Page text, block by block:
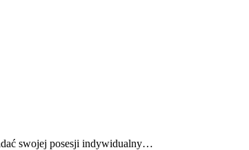
swojej posesji indywidualny…